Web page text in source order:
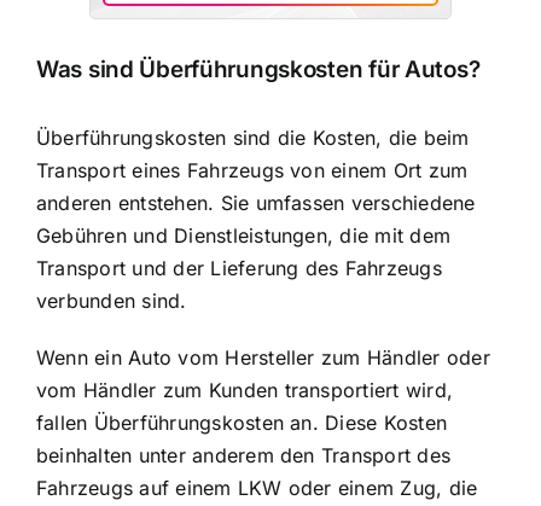
Was sind Überführungskosten für Autos?
Überführungskosten sind die Kosten, die beim
Transport eines Fahrzeugs von einem Ort zum
anderen entstehen. Sie umfassen verschiedene
Gebühren und Dienstleistungen, die mit dem
Transport und der Lieferung des Fahrzeugs
verbunden sind.
Wenn ein Auto vom Hersteller zum Händler oder
vom Händler zum Kunden transportiert wird,
fallen Überführungskosten an. Diese Kosten
beinhalten unter anderem den Transport des
Fahrzeugs auf einem LKW oder einem Zug, die